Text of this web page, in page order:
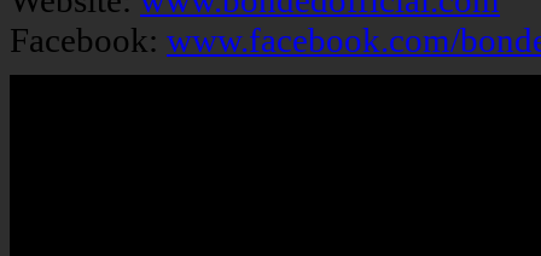
Facebook: www.facebook.com/